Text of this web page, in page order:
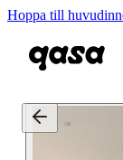
Hoppa till